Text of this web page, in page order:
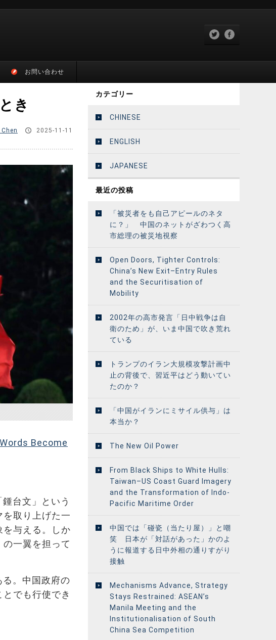
お問い合わせ
き
2025-11-11
Become
台文」という
取り上げた一
与える。しか
一翼を担って
。中国政府の
でも行使でき
カテゴリー
CHINESE
ENGLISH
JAPANESE
最近の投稿
「被災者をも自己アピールのネタ
に？」 中国のネットがざわつく高
市総理の被災地視察
Open Doors, Tighter Controls:
China’s New Exit–Entry Rules
and the Securitisation of
Mobility
2002年の高市発言「日中戦争は自
衛のため」が、いま中国で吹き荒れ
ている
トランプのイラン大規模攻撃計画中
止の背後で、習近平はどう動いてい
たのか？
「中国がイランにミサイル供与」は
本当か？
The New Oil Power
From Black Ships to White Hulls:
Taiwan–US Coast Guard Imagery
and the Transformation of Indo-
Pacific Maritime Order
中国では「碰瓷（当たり屋）」と嘲
笑 日本が「対話があった」かのよ
うに報道する日中外相の通りすがり
接触
Mechanisms Advance, Strategy
Stays Restrained: ASEAN’s
Manila Meeting and the
Institutionalisation of South
China Sea Competition